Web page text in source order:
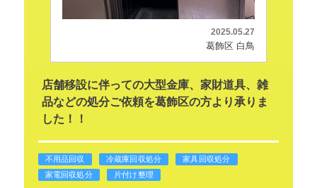
2025.05.27
葛飾区 白鳥
店舗移設に伴っての大型金庫、家財道具、雑
品などの処分ご依頼を葛飾区の方より承りま
した！！
不用品回収 冷蔵庫回収処分
家具回収処分
家電回収処分
片付け整理